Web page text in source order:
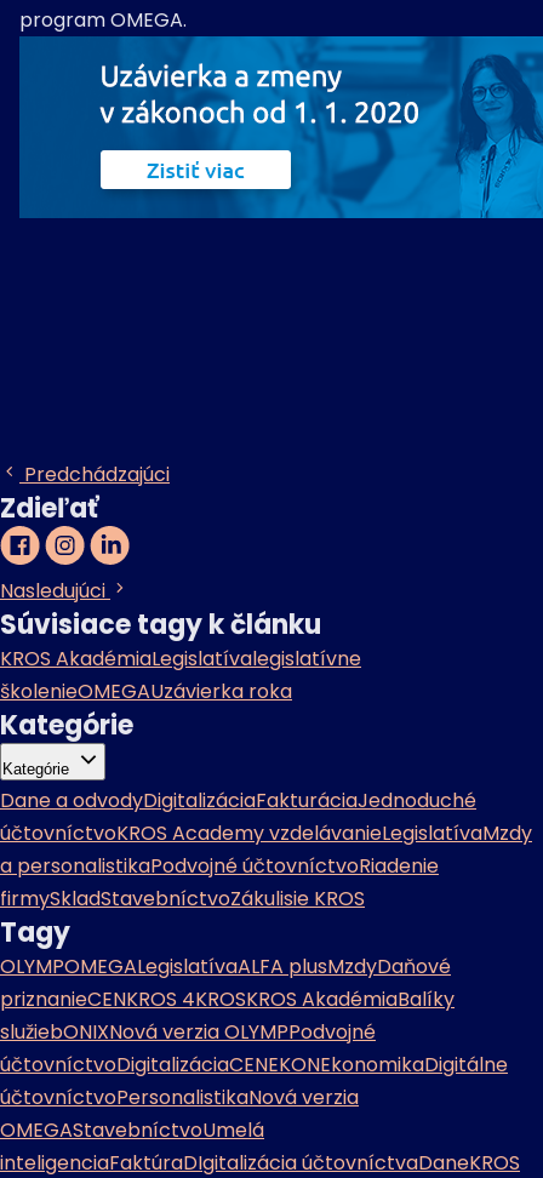
program OMEGA.
Predchádzajúci
Zdieľať
Nasledujúci
Súvisiace tagy k článku
KROS AkadémiaLegislatívalegislatívne
školenieOMEGAUzávierka roka
Kategórie
Kategórie
Dane a odvodyDigitalizáciaFakturáciaJednoduché
účtovníctvoKROS Academy vzdelávanieLegislatívaMzdy
a personalistikaPodvojné účtovníctvoRiadenie
firmySkladStavebníctvoZákulisie KROS
Tagy
OLYMPOMEGALegislatívaALFA plusMzdyDaňové
priznanieCENKROS 4KROSKROS AkadémiaBalíky
služiebONIXNová verzia OLYMPPodvojné
účtovníctvoDigitalizáciaCENEKONEkonomikaDigitálne
účtovníctvoPersonalistikaNová verzia
OMEGAStavebníctvoUmelá
inteligenciaFaktúraDIgitalizácia účtovníctvaDaneKROS